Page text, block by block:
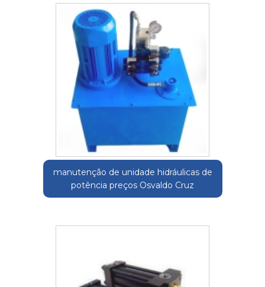
manutenção de unidade hidráulicas de
potência preços Osvaldo Cruz